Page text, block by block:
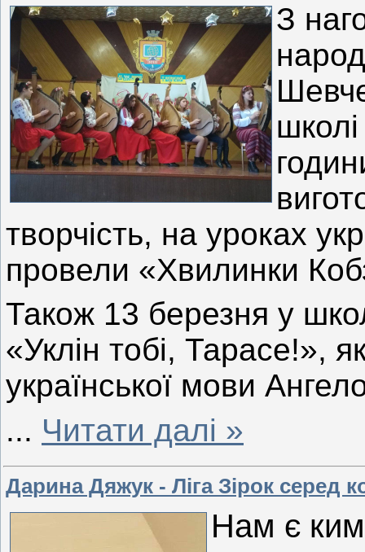
З
творчість, на уроках
провели «Хвилинки
Також 13 березня у
«Уклін тобі, Тарасе!»,
української мови
... Читати далі »
Дарина Дяжук - Ліга Зірок серед
Нам є